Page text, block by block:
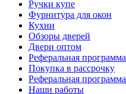
Ручки купе
Фурнитура для окон
Кухни
Обзоры дверей
Двери оптом
Реферальная программа
Покупка в рассрочку
Реферальная программа
Наши работы